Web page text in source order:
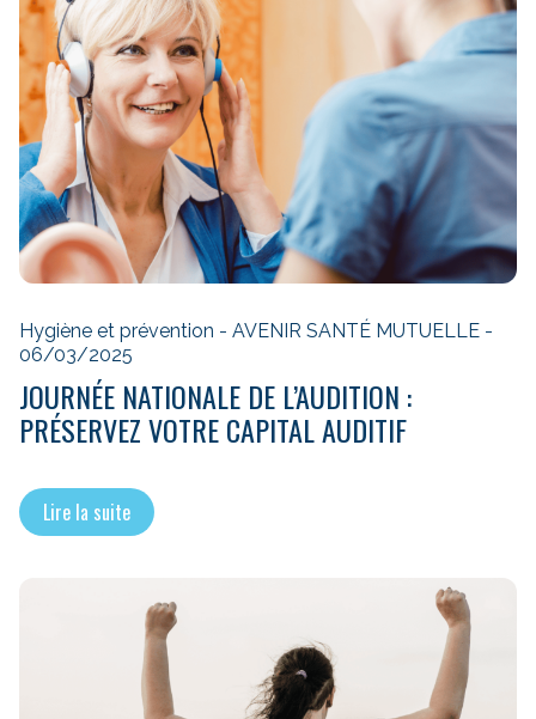
Hygiène et prévention - AVENIR SANTÉ MUTUELLE -
06/03/2025
JOURNÉE NATIONALE DE L’AUDITION :
PRÉSERVEZ VOTRE CAPITAL AUDITIF
Lire la suite